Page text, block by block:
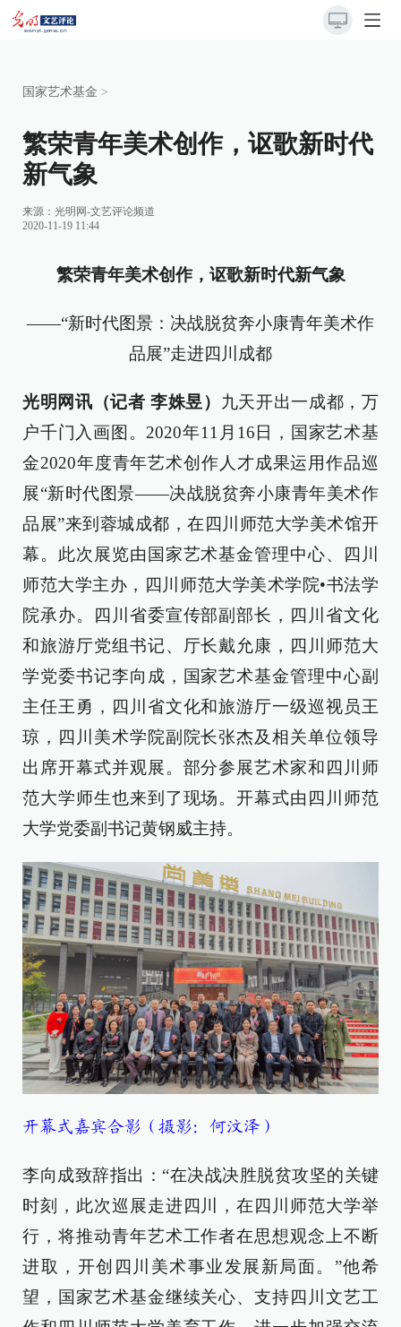
国家艺术基金 >
繁荣青年美术创作，讴歌新时代
新气象
来源： 光明网-文艺评论频道
2020-11-19 11:44
繁荣青年美术创作，讴歌新时代新气象
——“新时代图景：决战脱贫奔小康青年美术作
品展”走进四川成都
光明网讯（记者 李姝昱）
九天开出一成都，万
户千门入画图。2020年11月16日，国家艺术基
金2020年度青年艺术创作人才成果运用作品巡
展“新时代图景——决战脱贫奔小康青年美术作
品展”来到蓉城成都，在四川师范大学美术馆开
幕。此次展览由国家艺术基金管理中心、四川
师范大学主办，四川师范大学美术学院•书法学
院承办。四川省委宣传部副部长，四川省文化
和旅游厅党组书记、厅长戴允康，四川师范大
学党委书记李向成，国家艺术基金管理中心副
主任王勇，四川省文化和旅游厅一级巡视员王
琼，四川美术学院副院长张杰及相关单位领导
出席开幕式并观展。部分参展艺术家和四川师
范大学师生也来到了现场。开幕式由四川师范
大学党委副书记黄钢威主持。
开幕式嘉宾合影（摄影：何汶泽）
李向成致辞指出：“在决战决胜脱贫攻坚的关键
时刻，此次巡展走进四川，在四川师范大学举
行，将推动青年艺术工作者在思想观念上不断
进取，开创四川美术事业发展新局面。”他希
望，国家艺术基金继续关心、支持四川文艺工